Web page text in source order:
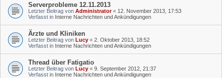
Serverprobleme 12.11.2013
Letzter Beitrag von Administrator« 12. November 2013, 17:53
Verfasst in Interne Nachrichten und Ankündigungen
Ärzte und Kliniken
Letzter Beitrag von Lucy « 2. Oktober 2013, 18:52
Verfasst in Interne Nachrichten und Ankündigungen
Thread über Fatigatio
Letzter Beitrag von Lucy « 9. September 2012, 21:37
Verfasst in Interne Nachrichten und Ankündigungen